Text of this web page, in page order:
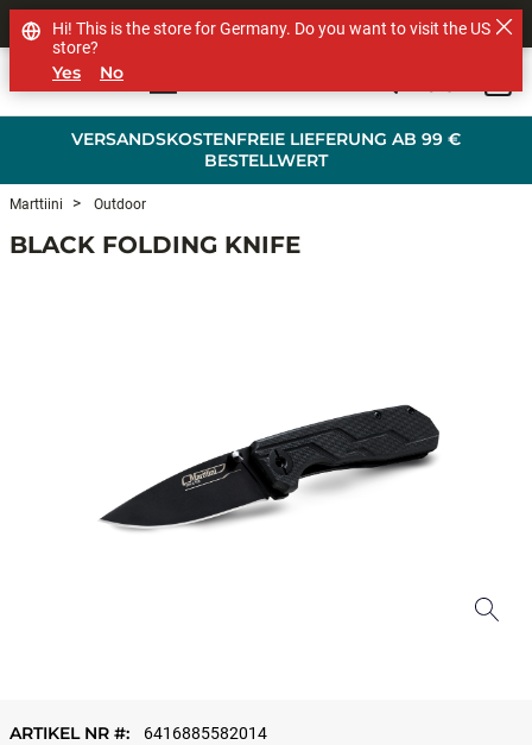
VERSANDSKOSTENFREIE LIEFERUNG AB 99 €
BESTELLWERT
SHOP OTHER BRANDS
Marttiini Outdoor
BLACK FOLDING KNIFE
ARTIKEL NR #: 6416885582014
Hi! This is the store for Germany. Do you want to visit the US
store?
Yes No